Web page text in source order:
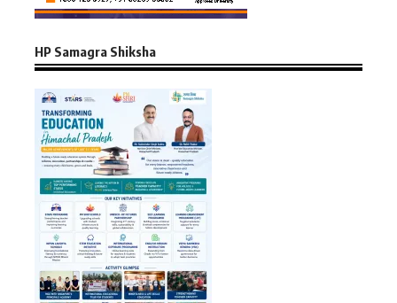
HP Samagra Shiksha